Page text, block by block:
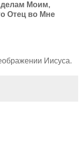
делам Моим,
Отец во Мне
Иисуса.